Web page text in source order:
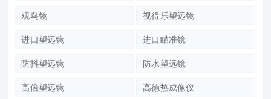
观鸟镜 视得乐望远镜
进口望远镜 进口瞄准镜
防抖望远镜 防水望远镜
高倍望远镜 高德热成像仪